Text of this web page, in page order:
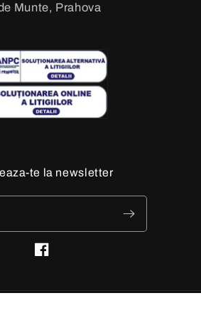
Munte, Prahova
te la newsletter
Facebook